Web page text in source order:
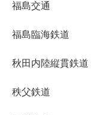
福島交通
福島臨海鉄道
秋田内陸縦貫鉄道
秩父鉄道